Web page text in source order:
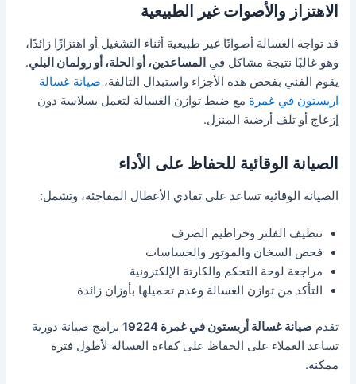
الاهتزاز والأصوات غير الطبيعية
قد تواجه الغسالة أصواتًا غير طبيعية أثناء التشغيل أو اهتزازًا زائدًا،
وهو غالبًا نتيجة مشاكل في المساعدين، أو الحلة، أو رولمان البلي.
يقوم الفني بفحص هذه الأجزاء واستبدال التالفة، صيانة غسالة
اريستون في غمرة مع ضبط توازن الغسالة لتعمل بسلاسة دون
إزعاج أو تلف أرضية المنزل.
الصيانة الوقائية للحفاظ على الأداء
الصيانة الوقائية تساعد على تفادي الأعطال المفاجئة، وتشمل:
تنظيف الفلتر وخراطيم الصرف
فحص السخان والموتور والحساسات
مراجعة لوحة التحكم والكارتة الإلكترونية
التأكد من توازن الغسالة وعدم تحميلها بأوزان زائدة
تقدمصيانة غسالة أريستون في غمرة 19224
برامج صيانة دورية
تساعد العملاء على الحفاظ على كفاءة الغسالة لأطول فترة
ممكنة.